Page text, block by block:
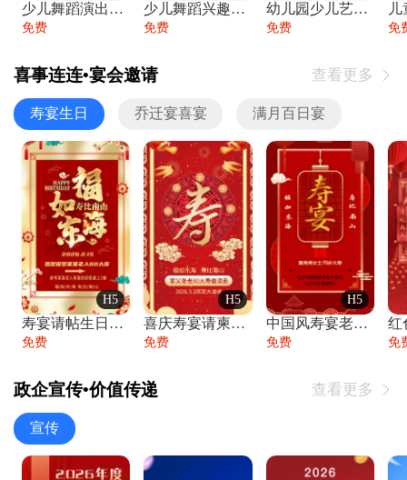
少儿舞蹈演出舞蹈比赛跳舞大赛文艺汇演活动
免费
少儿舞蹈兴趣班艺术培训学校招生宣传
免费
幼儿园少儿艺术展览绘画展摄影作品展美术展
免费 免
喜事连连•宴会邀请 查看更多 
寿宴生日 乔迁宴喜宴 满月百日宴
H5
寿宴请帖生日宴邀请函老人寿星生日快乐祝寿
免费
H5
喜庆寿宴请柬老人生日宴会邀请函请柬过大寿
免费
H5
中国风寿宴老人生日宴会邀请函寿宴请帖请柬
免费 免
政企宣传•价值传递 查看更多 
宣传